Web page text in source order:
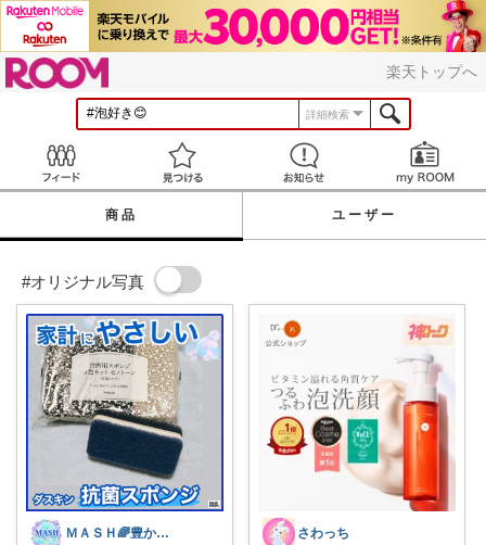
楽天トップへ
詳細検索
見つける お知らせ
商品 ユーザー
#オリジナル写真
ＭＡＳＨ🌈豊かな生活へカスタマイズ🌈 さわっち